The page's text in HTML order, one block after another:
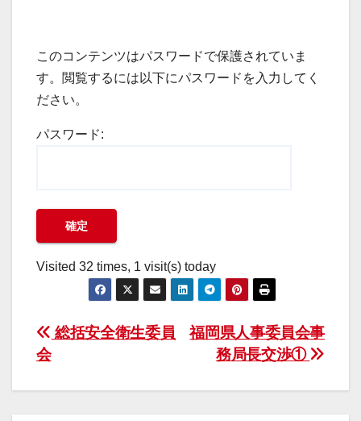
このコンテンツはパスワードで保護されていま
す。閲覧するには以下にパスワードを入力してく
ださい。
パスワード:
Visited 32 times, 1 visit(s) today
投
稿
福岡県人事委員会事
務局長交渉①
総括安全衛生委員
会